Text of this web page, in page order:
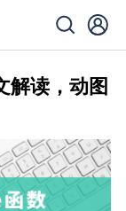
解读，动图